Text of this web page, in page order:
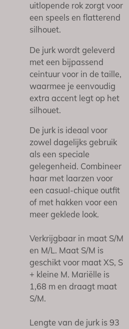
uitlopende rok zorgt voor
een speels en flatterend
silhouet.
De jurk wordt geleverd
met een bijpassend
ceintuur voor in de taille,
waarmee je eenvoudig
extra accent legt op het
silhouet.
De jurk is ideaal voor
zowel dagelijks gebruik
als een speciale
gelegenheid. Combineer
haar met laarzen voor
een casual-chique outfit
of met hakken voor een
meer geklede look.
Verkrijgbaar in maat S/M
en M/L. Maat S/M is
geschikt voor maat XS, S
+ kleine M. Mariëlle is
1,68 m en draagt maat
S/M.
Lengte van de jurk is 93